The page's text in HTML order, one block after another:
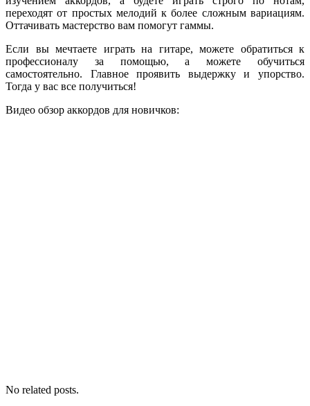
переходят от простых мелодий к более сложным вариациям.
Оттачивать мастерство вам помогут гаммы.
Если вы мечтаете играть на гитаре, можете обратиться к
профессионалу за помощью, а можете обучиться
самостоятельно. Главное проявить выдержку и упорство.
Тогда у вас все получиться!
Видео обзор аккордов для новичков:
No related posts.